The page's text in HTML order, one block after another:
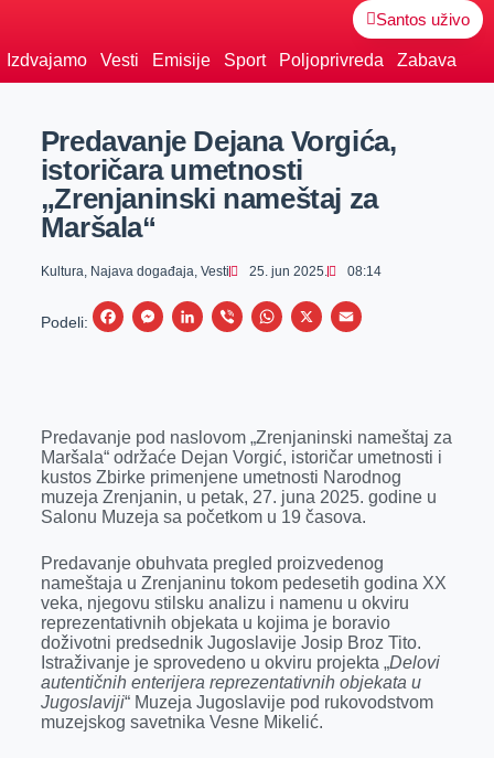
Santos uživo
Izdvajamo Vesti Emisije Sport Poljoprivreda Zabava
Predavanje Dejana Vorgića,
istoričara umetnosti
„Zrenjaninski nameštaj za
Maršala“
Kultura, Najava događaja, Vesti 25. jun 2025. 08:14
Podeli:
F
b
o
o
M
e
n
g
r
L
e
d
I
V
r
W
s
A
p
X
E
l
Predavanje pod naslovom „Zrenjaninski nameštaj za
Maršala“ održaće Dejan Vorgić, istoričar umetnosti i
kustos Zbirke primenjene umetnosti Narodnog
muzeja Zrenjanin, u petak, 27. juna 2025. godine u
Salonu Muzeja sa početkom u 19 časova.
Predavanje obuhvata pregled proizvedenog
nameštaja u Zrenjaninu tokom pedesetih godina XX
veka, njegovu stilsku analizu i namenu u okviru
reprezentativnih objekata u kojima je boravio
doživotni predsednik Jugoslavije Josip Broz Tito.
Istraživanje je sprovedeno u okviru projekta „Delovi
autentičnih enterijera reprezentativnih objekata u
Jugoslaviji“ Muzeja Jugoslavije pod rukovodstvom
muzejskog savetnika Vesne Mikelić.